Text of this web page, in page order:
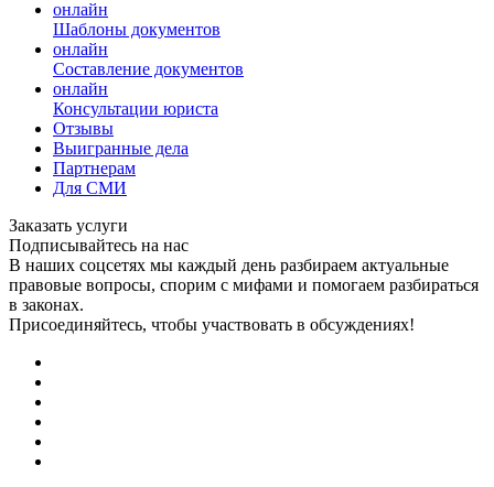
онлайн
Шаблоны документов
онлайн
Составление документов
онлайн
Консультации юриста
Отзывы
Выигранные дела
Партнерам
Для СМИ
Заказать услуги
Подписывайтесь на нас
В наших соцсетях мы каждый день разбираем актуальные
правовые вопросы, спорим с мифами и помогаем разбираться
в законах.
Присоединяйтесь, чтобы участвовать в обсуждениях!